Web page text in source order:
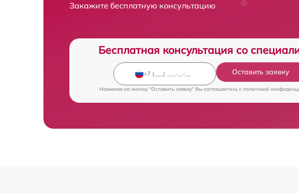
Закажите бесплатную консультацию
Бесплатная консультация со
Оставить заявку
Нажимая на кнопку "Оставить заявку" Вы соглашаетесь c политикой